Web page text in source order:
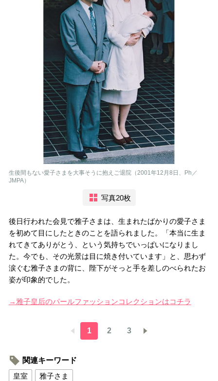
生後間もない愛子さまを大事そうに抱えご退院（2001年12月8日、Ph／
JMPA）
写真20枚
後日行われた会見で雅子さまは、生まれたばかりの愛子さま
を初めて目にしたときのことを語られました。「本当に生ま
れてきてありがとう、という気持ちでいっぱいになりまし
た。今でも、その光景は目に焼き付いています」と、思わず
涙ぐむ雅子さまの背に、陛下がそっと手を差しのべられたお
姿が印象的でした。
→雅子皇后のパールファッションコレクションはコチラ
1 2 3
関連キーワード
皇室
雅子さま